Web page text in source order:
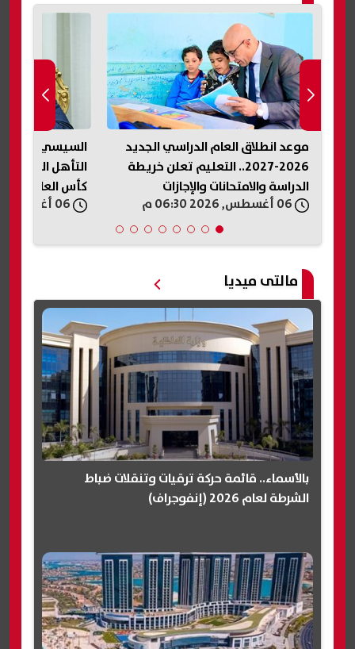
موعد انطلاق العام الدراسي الجديد
2026-2027.. التعليم تعلن خريطة
الدراسة والامتحانات والإجازات
السيسي يهنئ
التأهل
كأس العالم لكرة
مالتى ميديا
بالأسماء.. قائمة حركة ترقيات وتنقلات ضباط
الشرطة لعام 2026 (إنفوجراف)